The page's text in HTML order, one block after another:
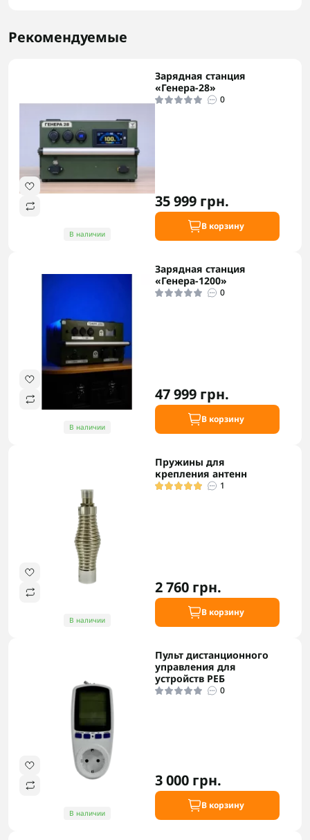
Рекомендуемые
В наличии
Зарядная станция
«Генера-28»
0
35 999 грн.
В корзину
В наличии
Зарядная станция
«Генера-1200»
0
47 999 грн.
В корзину
В наличии
Пружины для
крепления антенн
1
2 760 грн.
В корзину
В наличии
Пульт дистанционного
управления для
устройств РЕБ
0
3 000 грн.
В корзину